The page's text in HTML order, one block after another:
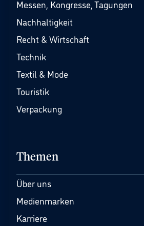
Messen, Kongresse, Tagungen
Nachhaltigkeit
Recht & Wirtschaft
Technik
Textil & Mode
Touristik
Verpackung
Themen
Über uns
Medienmarken
Karriere